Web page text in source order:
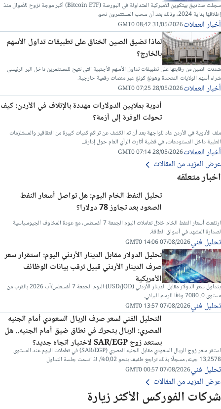
شركات الفوركس الأكثر زيارة
سجلت صناديق بيتكوين الأميركية المتداولة في البورصة (Bitcoin ETF) أكبر موجة نزوح للأموال منذ
إطلاقها بداية 2024، وذلك بعد أن سحب المستثمرون نحو.
أخبار العملات31/05/2026 08:42 GMT0
لماذا تضيق الصين الخناق على تطبيقات تداول الأسهم
بالخارج؟
شددت الصين من رقابتها على تطبيقات تداول الأسهم الأجنبية التي تتيح للمستثمرين داخل البر الرئيسي
شراء أسهم الولايات المتحدة وهونغ كونغ عبر منصات رقمية خارجية.
أخبار العملات28/05/2026 07:25 GMT0
أدوية بملايين الدولارات مهددة بالإتلاف في الأردن: كيف
تحولت الوفرة إلى أزمة؟
ملف الأدوية في الأردن عاد للواجهة بعد أن تم الكشف عن تراكم كميات كبيرة من العقاقير والمستلزمات
الطبية داخل المستودعات، في قضية أثارت الرأي العام حول إدارة...
أخبار العملات28/05/2026 07:14 GMT0
عرض المزيد من المقالات
اخبار متعلقه
تحليل النفط الخام اليوم: هل تواصل أسعار النفط
الصعود بعد تجاوز 78 دولارا؟
ارتفعت أسعار النفط الخام خلال تعاملات اليوم الجمعة 7 أغسطس، مع عودة المخاوف الجيوسياسية
لصدارة المشهد في أسواق الطاقة.
تحليل فني07/08/2026 14:06 GMT0
تحليل الدولار مقابل الدينار الأردني اليوم: استقرار سعر
صرف الدينار الأردني قبيل ترقب بيانات الوظائف
الأمريكية
يتداول سعر الدولار مقابل الدينار الأردني (USD/JOD) اليوم الجمعة 7 أغسطس/آب 2026 بالقرب من
مستوى 0. 7080 وفقًا للرسم البياني.
تحليل فني07/08/2026 13:57 GMT0
التحليل الفني لسعر صرف الريال السعودي أمام الجنيه
المصري: الريال يتحرك في نطاق ضيق أمام الجنيه.. هل
يستعد زوج SAR/EGP لاختيار اتجاه جديد؟
استقر سعر زوج الريال السعودي مقابل الجنيه المصري (SAR/EGP) في تعاملات اليوم عند المستوى
13.2578 جينه، مسجلًا بذلك تراجع طفيف بنحو 0.02%، اذ اتسمت جلسة التداول
تحليل فني07/08/2026 00:57 GMT0
عرض المزيد من المقالات